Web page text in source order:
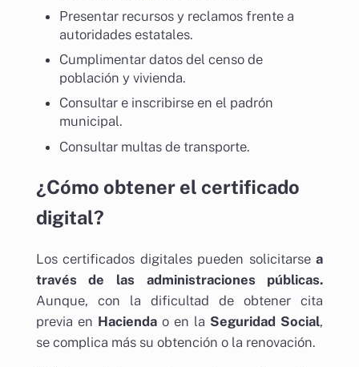
Presentar recursos y reclamos frente a
autoridades estatales.
Cumplimentar datos del censo de
población y vivienda.
Consultar e inscribirse en el padrón
municipal.
Consultar multas de transporte.
¿Cómo obtener el certificado
digital?
Los certificados digitales pueden solicitarsea
través de las administraciones públicas.
Aunque, con la dificultad de obtener cita
previa en Haciendao en la Seguridad Social,
se complica más su obtención o la renovación.